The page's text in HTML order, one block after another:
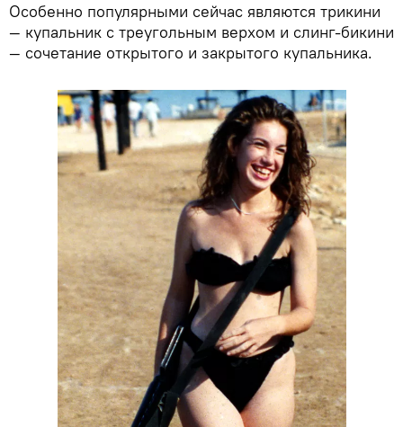
Особенно популярными сейчас являются трикини
— купальник с треугольным верхом и слинг-бикини
— сочетание открытого и закрытого купальника.